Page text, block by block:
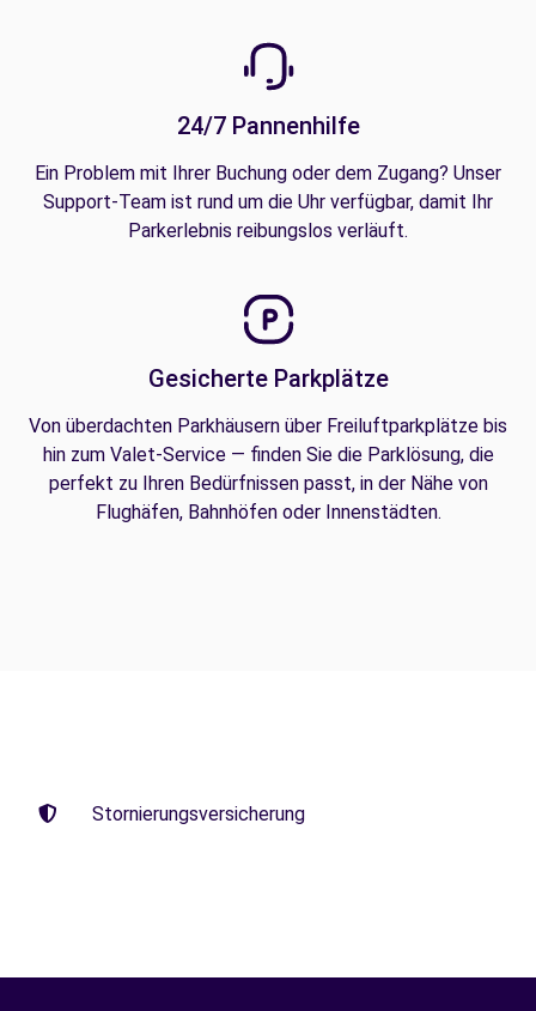
24/7 Pannenhilfe
Ein Problem mit Ihrer Buchung oder dem Zugang? Unser
Support-Team ist rund um die Uhr verfügbar, damit Ihr
Parkerlebnis reibungslos verläuft.
Gesicherte Parkplätze
Von überdachten Parkhäusern über Freiluftparkplätze bis
hin zum Valet-Service — finden Sie die Parklösung, die
perfekt zu Ihren Bedürfnissen passt, in der Nähe von
Flughäfen, Bahnhöfen oder Innenstädten.
Stornierungsversicherung